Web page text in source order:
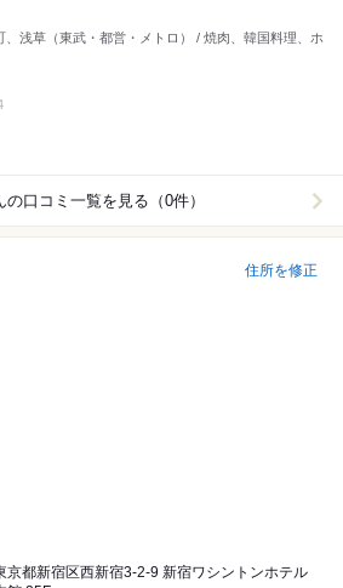
浅草（東武・都営・メトロ） / 焼肉、韓国料理、ホ
の口コミ一覧を見る（0件）
住所を修正
京都新宿区西新宿3-2-9 新宿ワシントンホテル